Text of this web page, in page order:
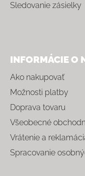
Sledovanie zásielky
INFORMÁCIE O
Ako nakupovať
Možnosti platby
Doprava tovaru
Všeobecné
Vrátenie a
Spracovanie